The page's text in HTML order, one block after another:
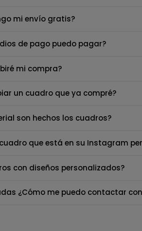
mi envío gratis?
de pago puedo pagar?
mi compra?
un cuadro que ya compré?
son hechos los cuadros?
que está en su Instagram
con diseños personalizados?
¿Cómo me puedo contactar